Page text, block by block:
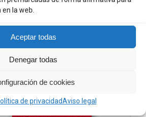
la web.
Aceptar todas
Denegar todas
de cookies
de privacidadAviso legal
AÑADIR AL CARRITO
NATURAL
12,40€